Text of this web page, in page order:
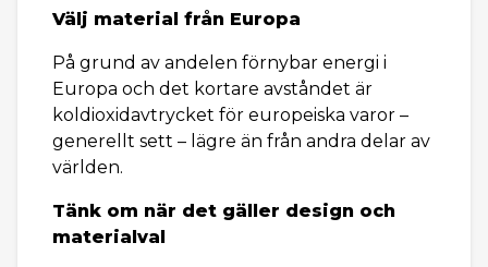
Välj material från Europa
På grund av andelen förnybar energi i
Europa och det kortare avståndet är
koldioxidavtrycket för europeiska varor –
generellt sett – lägre än från andra delar av
världen.
Tänk om när det gäller design och
materialval